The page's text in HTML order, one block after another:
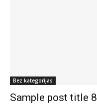
Bez kategorijas
Sample post title 8